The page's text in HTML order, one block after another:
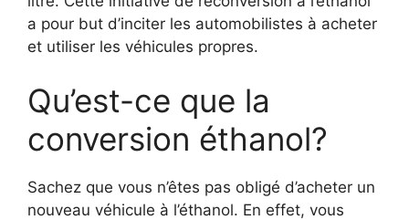
a pour but d’inciter les automobilistes à acheter
et utiliser les véhicules propres.
Qu’est-ce que la
conversion éthanol?
Sachez que vous n’êtes pas obligé d’acheter un
nouveau véhicule à l’éthanol. En effet, vous